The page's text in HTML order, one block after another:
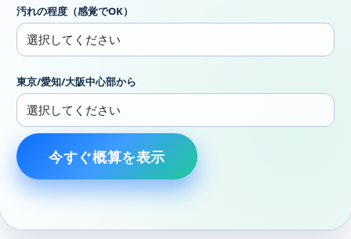
汚れの程度（感覚でOK）
東京/愛知/大阪中心部から
今すぐ概算を表示